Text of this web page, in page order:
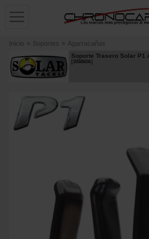
Inicio » Soportes » Agarracañas
Soporte Trasero Solar P1
[205860A]